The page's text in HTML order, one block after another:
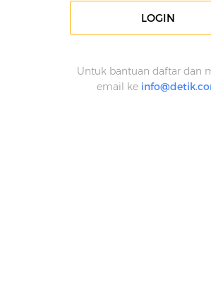
LOGIN
Untuk bantuan daftar dan
email ke